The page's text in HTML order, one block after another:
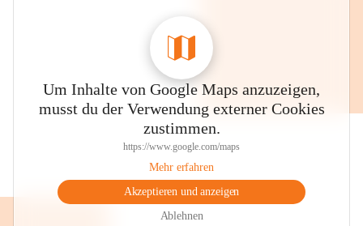
Um Inhalte von Google Maps anzuzeigen,
musst du der Verwendung externer Cookies
zustimmen.
https://www.google.com/maps
Mehr erfahren
Akzeptieren und anzeigen
Ablehnen